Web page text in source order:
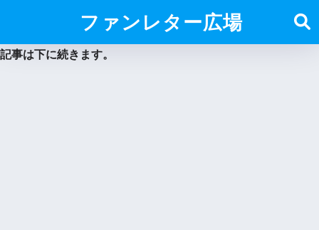
ファンレター広場
記事は下に続きます。